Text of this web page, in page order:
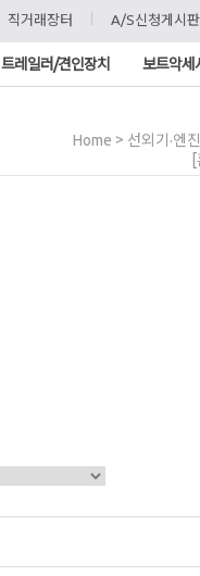
직거래장터 A/S신청게시판
트레일러/견인장치 보트악세
Home > 선외기·엔진